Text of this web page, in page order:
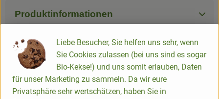
Produktinformationen
Zutaten
Nährwert-Info
Liebe Besucher, Sie helfen uns sehr, wenn
Sie Cookies zulassen (bei uns sind es sogar
Bio-Kekse!) und uns somit erlauben, Daten
für unser Marketing zu sammeln. Da wir eure
Privatsphäre sehr wertschätzen, haben Sie in